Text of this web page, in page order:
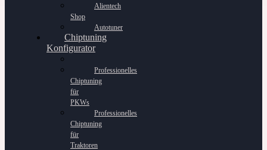
Alientech
Shop
Autotuner
Chiptuning
Konfigurator
Professionelles
Chiptuning
für
PKWs
Professionelles
Chiptuning
für
Traktoren